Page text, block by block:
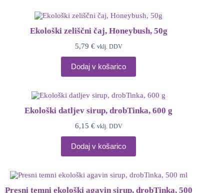
Ekološki zeliščni čaj, Honeybush, 50g
5,79 € vklj. DDV
Dodaj v košarico
Ekološki datljev sirup, drobTinka, 600 g
6,15 € vklj. DDV
Dodaj v košarico
Presni temni ekološki agavin sirup, drobTinka, 500